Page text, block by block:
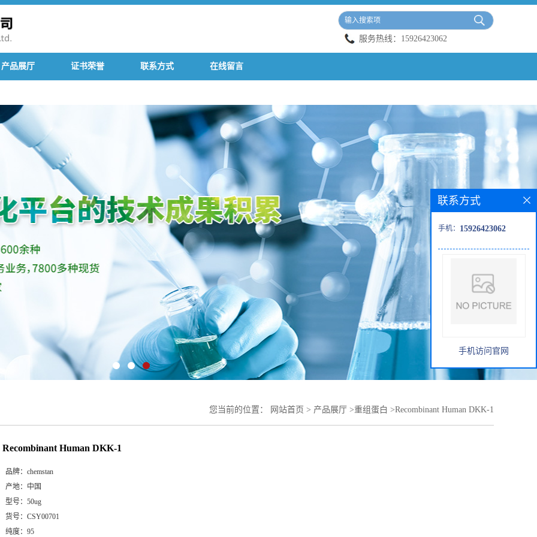
服务热线： 15926423062
产品展厅 证书荣誉 联系方式 在线留言
您当前的位置： 网站首页 > 产品展厅 >重组蛋白 >Recombinant Human DKK-1
Recombinant Human DKK-1
品牌： chemstan
产地： 中国
型号： 50ug
货号： CSY00701
纯度： 95
联系方式
手机： 15926423062
手机访问官网